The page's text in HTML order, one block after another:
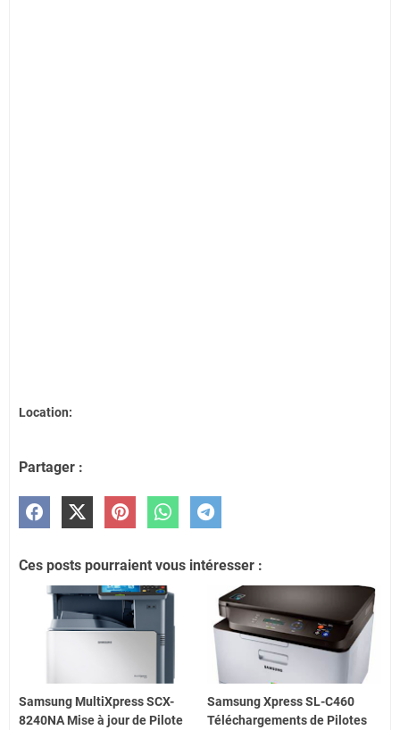
Location:
Partager :
Ces posts pourraient vous intéresser :
Samsung MultiXpress SCX-
8240NA Mise à jour de Pilote
Samsung Xpress SL-C460
Téléchargements de Pilotes